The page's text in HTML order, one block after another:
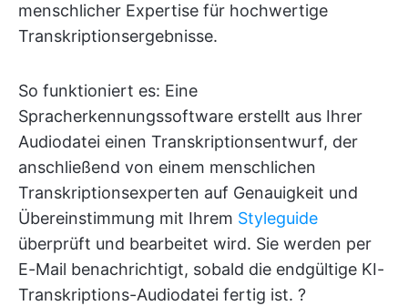
menschlicher Expertise für hochwertige
Transkriptionsergebnisse.
So funktioniert es: Eine
Spracherkennungssoftware erstellt aus Ihrer
Audiodatei einen Transkriptionsentwurf, der
anschließend von einem menschlichen
Transkriptionsexperten auf Genauigkeit und
Übereinstimmung mit Ihrem Styleguide
überprüft und bearbeitet wird. Sie werden per
E-Mail benachrichtigt, sobald die endgültige KI-
Transkriptions-Audiodatei fertig ist. ?